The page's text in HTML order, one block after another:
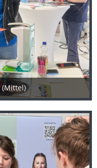
(Mittel)